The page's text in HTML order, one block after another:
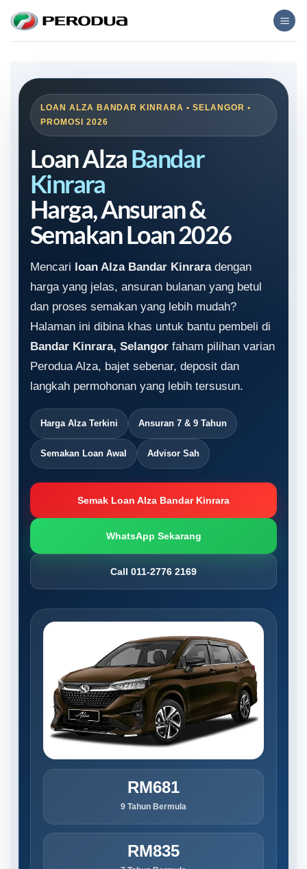
content
LOAN ALZA BANDAR KINRARA • SELANGOR •
PROMOSI 2026
Loan AlzaBandar
Kinrara
Harga, Ansuran &
Semakan Loan 2026
Mencari loan Alza Bandar Kinraradengan
harga yang jelas, ansuran bulanan yang betul
dan proses semakan yang lebih mudah?
Halaman ini dibina khas untuk bantu pembeli di
Bandar Kinrara, Selangor faham pilihan varian
Perodua Alza, bajet sebenar, deposit dan
langkah permohonan yang lebih tersusun.
Harga Alza Terkini Ansuran 7 & 9 Tahun
Semakan Loan Awal Advisor Sah
Semak Loan Alza Bandar Kinrara
WhatsApp Sekarang
Call 011-2776 2169
RM681
9 Tahun Bermula
RM835